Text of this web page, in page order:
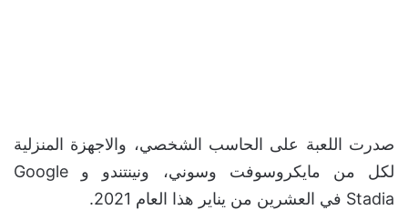
صدرت اللعبة على الحاسب الشخصي، والاجهزة المنزلية
لكل من مايكروسوفت وسوني، ونينتندو و Google
Stadia في العشرين من يناير هذا العام 2021.